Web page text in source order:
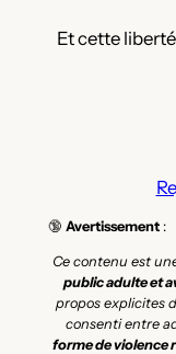
Et cette
🔞 Avertissement:
Ce contenu est
public adulte et
propos explicites
consenti entre
forme de violence